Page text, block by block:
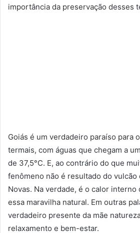
importância da preservação desses
Goiás é um verdadeiro paraíso para
termais, com águas que chegam a
de 37,5°C. E, ao contrário do que
fenômeno não é resultado do vulcão
Novas. Na verdade, é o calor interno
essa maravilha natural. Em outras
verdadeiro presente da mãe
relaxamento e bem-estar.